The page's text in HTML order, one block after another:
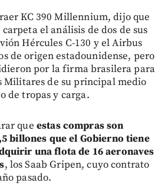
KC 390 Millennium, dijo que
el análisis de dos de sus
Hércules C-130 y el Airbus
de origen estadounidense, pero
por la firma brasilera para
Militares de su principal medio
de tropas y carga.
que estas compras son
billones que el Gobierno tiene
una flota de 16 aeronaves
, los Saab Gripen, cuyo contrato
pasado.